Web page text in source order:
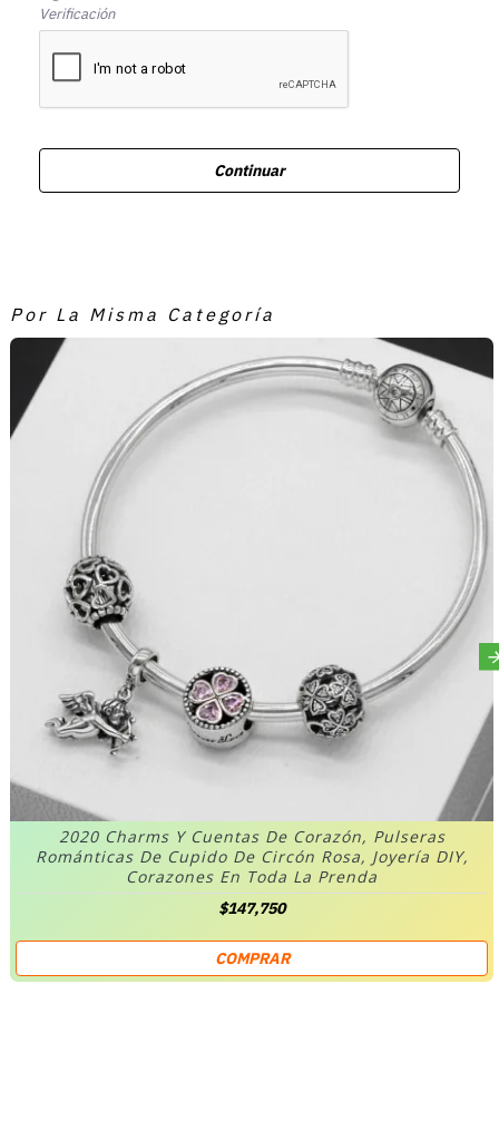
Verificación
Continuar
Por La Misma Categoría
2020 Charms Y Cuentas De Corazón, Pulseras
Románticas De Cupido De Circón Rosa, Joyería DIY,
Corazones En Toda La Prenda
$147,750
COMPRAR